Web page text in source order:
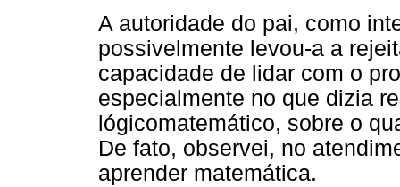
A autoridade do pai, como
possivelmente levou-a a
capacidade de lidar com o
especialmente no que dizia
lógicomatemático, sobre o
De fato, observei, no
aprender matemática.